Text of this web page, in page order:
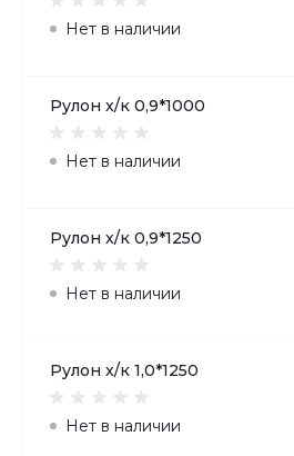
Нет в наличии
Рулон х/к 0,9*1000
Нет в наличии
Рулон х/к 0,9*1250
Нет в наличии
Рулон х/к 1,0*1250
Нет в наличии